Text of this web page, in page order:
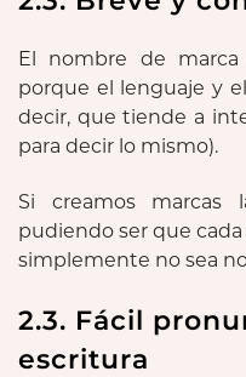
El nombre de
porque el lenguaje y
decir, que tiende a
para decir lo mismo).
Si creamos marcas
pudiendo ser que
simplemente no sea
2.3. Fácil
escritura